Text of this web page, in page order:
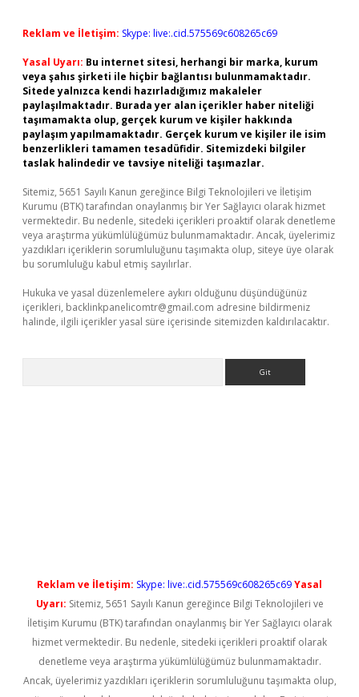
Reklam ve İletişim: Skype: live:.cid.575569c608265c69
Yasal Uyarı: Bu internet sitesi, herhangi bir marka, kurum
veya şahıs şirketi ile hiçbir bağlantısı bulunmamaktadır.
Sitede yalnızca kendi hazırladığımız makaleler
paylaşılmaktadır. Burada yer alan içerikler haber niteliği
taşımamakta olup, gerçek kurum ve kişiler hakkında
paylaşım yapılmamaktadır. Gerçek kurum ve kişiler ile isim
benzerlikleri tamamen tesadüfidir. Sitemizdeki bilgiler
taslak halindedir ve tavsiye niteliği taşımazlar.
Sitemiz, 5651 Sayılı Kanun gereğince Bilgi Teknolojileri ve İletişim
Kurumu (BTK) tarafından onaylanmış bir Yer Sağlayıcı olarak hizmet
vermektedir. Bu nedenle, sitedeki içerikleri proaktif olarak denetleme
veya araştırma yükümlülüğümüz bulunmamaktadır. Ancak, üyelerimiz
yazdıkları içeriklerin sorumluluğunu taşımakta olup, siteye üye olarak
bu sorumluluğu kabul etmiş sayılırlar.
Hukuka ve yasal düzenlemelere aykırı olduğunu düşündüğünüz
içerikleri, backlinkpanelicomtr@gmail.com adresine bildirmeniz
halinde, ilgili içerikler yasal süre içerisinde sitemizden kaldırılacaktır.
Reklam ve İletişim: Skype: live:.cid.575569c608265c69Yasal
Uyarı: Sitemiz, 5651 Sayılı Kanun gereğince Bilgi Teknolojileri ve
İletişim Kurumu (BTK) tarafından onaylanmış bir Yer Sağlayıcı olarak
hizmet vermektedir. Bu nedenle, sitedeki içerikleri proaktif olarak
denetleme veya araştırma yükümlülüğümüz bulunmamaktadır.
Ancak, üyelerimiz yazdıkları içeriklerin sorumluluğunu taşımakta olup,